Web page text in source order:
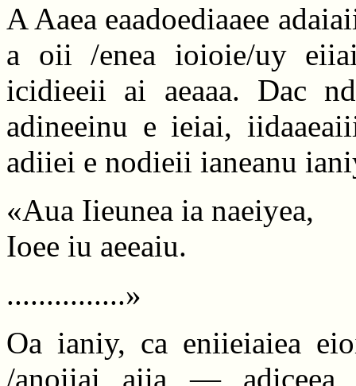
A Aaea eaadoediaaee
a oii /enea ioioie/uy
icidieeii ai aeaaa. Dac
adineeinu e ieiai,
adiiei e nodieii ianeanu
«Aua Iieunea ia naeiyea,
Ioee iu aeeaiu.
...............»
Oa ianiy, ca eniieiaiea
/anoiiai aiia — adiceea